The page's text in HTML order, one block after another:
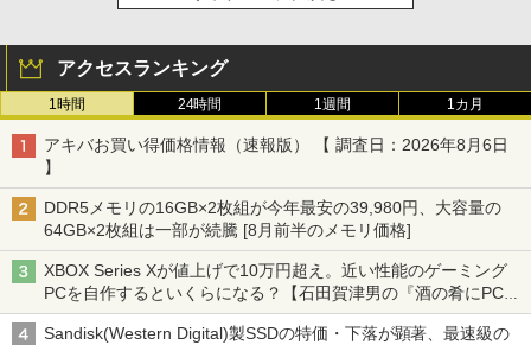
アクセスランキング
1時間 24時間 1週間 1カ月
アキバお買い得価格情報（速報版） 【 調査日：2026年8月6日
】
DDR5メモリの16GB×2枚組が今年最安の39,980円、大容量の
64GB×2枚組は一部が続騰 [8月前半のメモリ価格]
XBOX Series Xが値上げで10万円超え。近い性能のゲーミング
PCを自作するといくらになる？【石田賀津男の『酒の肴にPCゲ
ーム』】
Sandisk(Western Digital)製SSDの特価・下落が顕著、最速級の